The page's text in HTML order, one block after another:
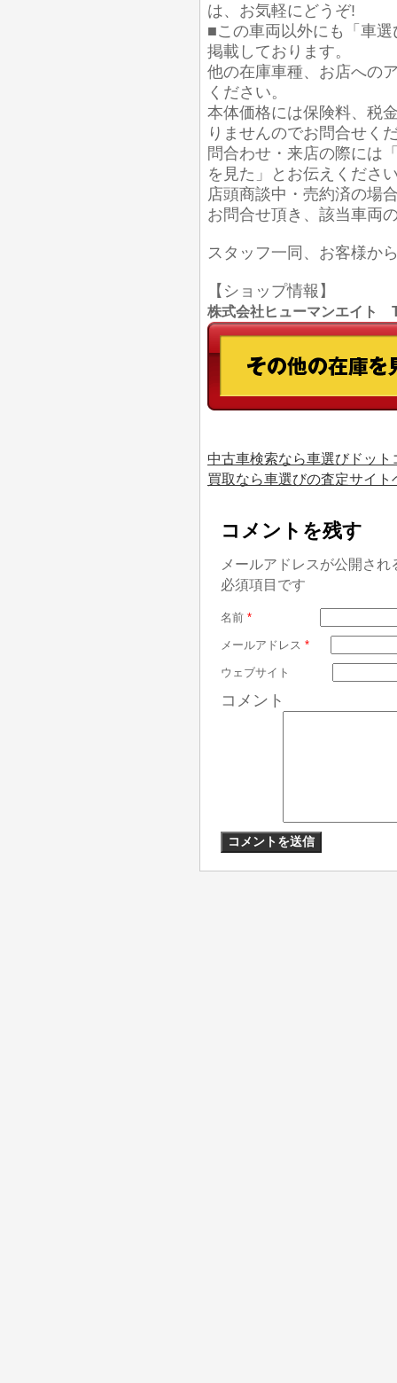
は、お気軽にどうぞ!
■この車両以外にも「車
掲載しております。
他の在庫車種、お店への
ください。
本体価格には保険料、税
りませんのでお問合せく
問合わせ・来店の際には
を見た」とお伝えくださ
店頭商談中・売約済の場
お問合せ頂き、該当車両
スタッフ一同、お客様か
【ショップ情報】
株式会社ヒューマンエイト
中古車検索なら車選びドット
買取なら車選びの査定サイト
コメントを残す
メールアドレスが公開さ
必須項目です
名前 *
メールアドレス *
ウェブサイト
コメント